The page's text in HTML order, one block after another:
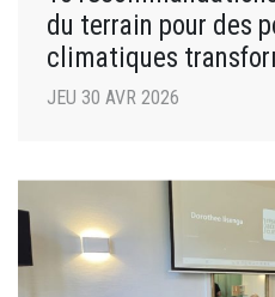
du terrain pour des
climatiques
JEU 30 AVR 2026